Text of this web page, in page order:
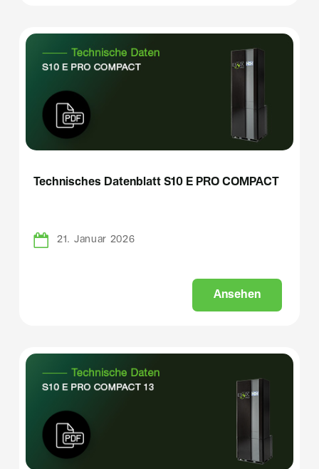
Technisches Datenblatt S10 E PRO COMPACT
21. Januar 2026
Ansehen